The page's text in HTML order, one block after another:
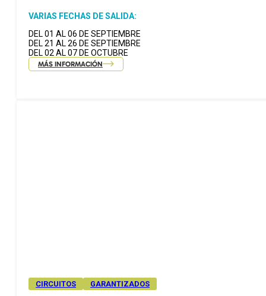
VARIAS FECHAS DE SALIDA:
DEL 01 AL 06 DE SEPTIEMBRE
DEL 21 AL 26 DE SEPTIEMBRE
DEL 02 AL 07 DE OCTUBRE
MÁS INFORMACIÓN
CIRCUITOS GARANTIZADOS